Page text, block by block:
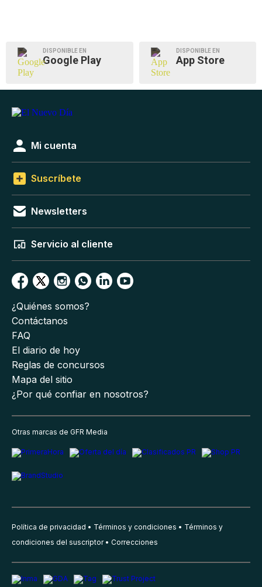
DISPONIBLE EN
Google Play
DISPONIBLE EN
App Store
Mi cuenta
Suscríbete
Newsletters
Servicio al cliente
¿Quiénes somos?
Contáctanos
FAQ
El diario de hoy
Reglas de concursos
Mapa del sitio
¿Por qué confiar en nosotros?
Otras marcas de GFR Media
Política de privacidad Términos y condiciones
Términos y
condiciones del suscriptor
Correcciones